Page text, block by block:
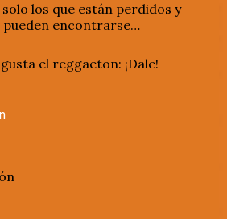
los que están perdidos y
pueden encontrarse…
el reggaeton: ¡Dale!